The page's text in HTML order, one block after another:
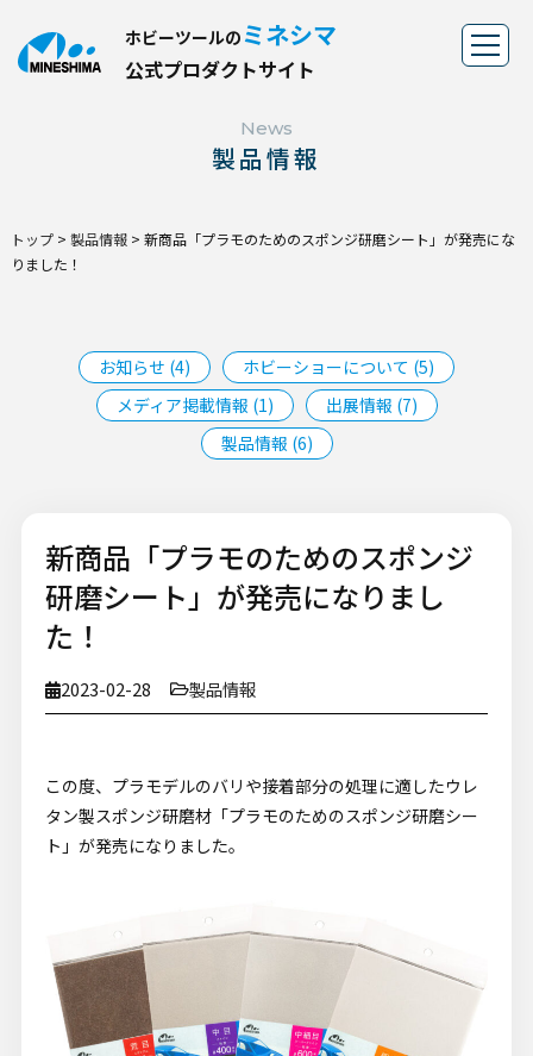
ホビーツールの ミネシマ
公式プロダク トサイ ト
News
製品情報
トップ> 製品情報> 新商品「プラモのためのスポンジ研磨シート」が発売にな
りました！
お知らせ (4)
ホビーショーについて (5)
メディア掲載情報 (1)
出展情報 (7)
製品情報 (6)
新商品「プラモのためのスポンジ
研磨シート」が発売になりまし
た！
2023-02-28 製品情報
この度、プラモデルのバリや接着部分の処理に適したウレ
タン製スポンジ研磨材「プラモのためのスポンジ研磨シー
ト」が発売になりました。